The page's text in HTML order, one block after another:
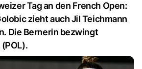
Tag an den French Open:
zieht auch Jil Teichmann
Die Bernerin bezwingt